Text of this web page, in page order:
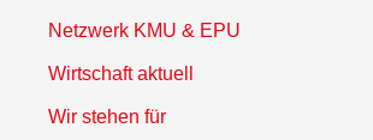
Netzwerk KMU & EPU
Wirtschaft aktuell
Wir stehen für